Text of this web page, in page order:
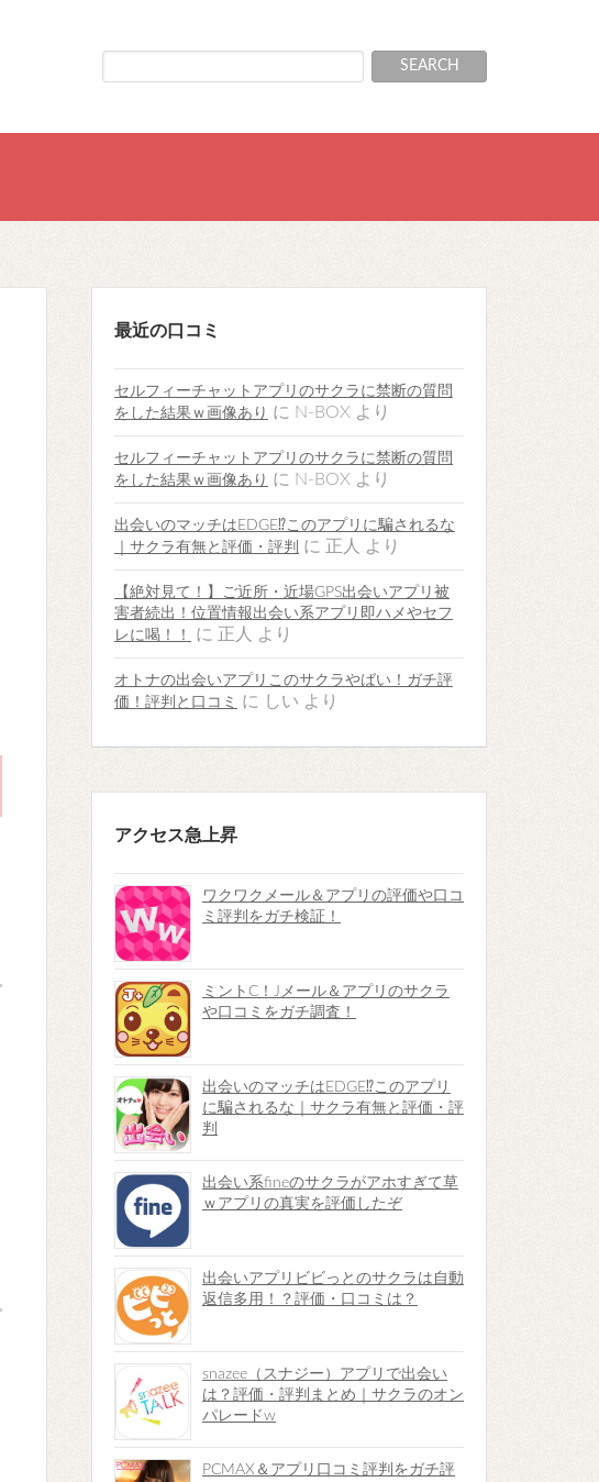
最近の口コミ
セルフィーチャットアプリのサクラに禁断の質問
をした結果ｗ画像あり に N-BOX より
セルフィーチャットアプリのサクラに禁断の質問
をした結果ｗ画像あり に N-BOX より
出会いのマッチはEDGE⁉︎このアプリに騙されるな
｜サクラ有無と評価・評判 に 正人 より
【絶対見て！】ご近所・近場GPS出会いアプリ被
害者続出！位置情報出会い系アプリ即ハメやセフ
レに喝！！
に 正人 より
オトナの出会いアプリこのサクラやばい！ガチ評
価！評判と口コミ
に しい より
アクセス急上昇
ワクワクメール＆アプリの評価や口コ
ミ評判をガチ検証！
ミントC！Jメール＆アプリのサクラ
や口コミをガチ調査！
出会いのマッチはEDGE⁉︎このアプリ
に騙されるな｜サクラ有無と評価・評
判
出会い系fineのサクラがアホすぎて草
ｗアプリの真実を評価したぞ
出会いアプリビビっとのサクラは自動
返信多用！？評価・口コミは？
snazee（スナジー）アプリで出会い
は？評価・評判まとめ｜サクラのオン
パレードw
PCMAX＆アプリ口コミ評判をガチ評